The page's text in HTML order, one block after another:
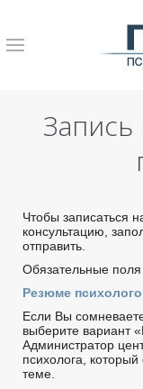
Запиcь
Чтобы записаться
консультацию,
отправить.
Обязательные поля
Резюме
Если Вы
выберите вариант
Администратор
психолога,
теме.